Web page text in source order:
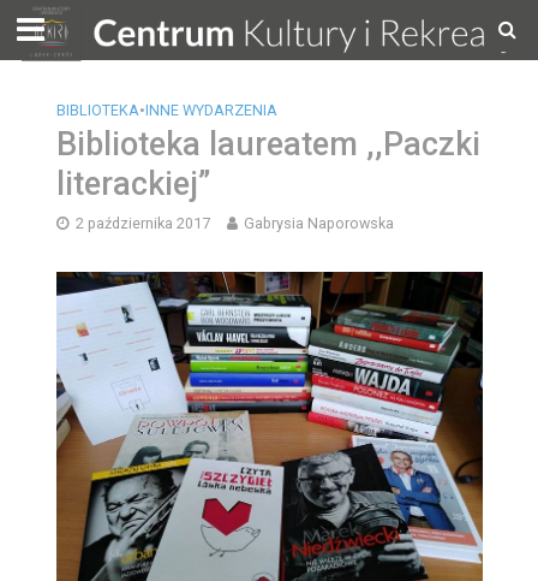
BIBLIOTEKA•INNE WYDARZENIA
Biblioteka laureatem ,,Paczki
literackiej”
2 października 2017 Gabrysia Naporowska